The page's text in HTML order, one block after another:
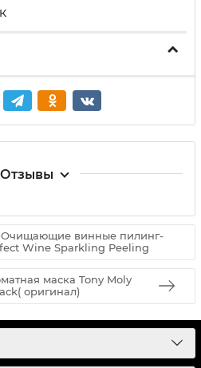
Отзывы
Очищающие винные пилинг-
Wine Sparkling Peeling
маска Tony Moly
оригинал)